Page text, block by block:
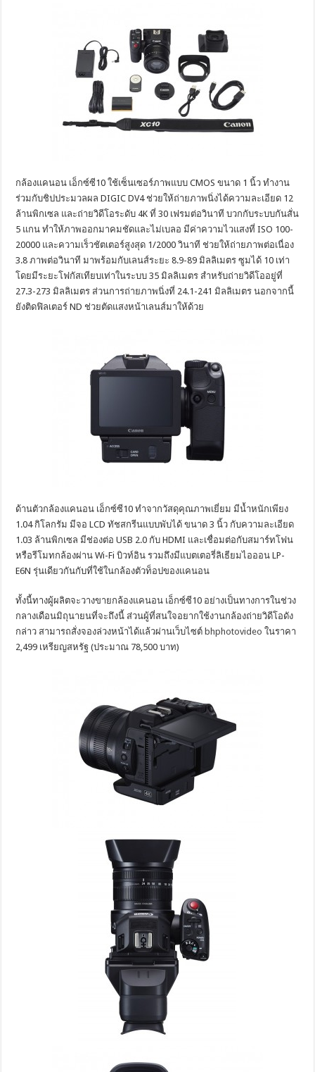
กล้องแคนอน เอ็กซ์ซี10 ใช้เซ็นเซอร์ภาพแบบ CMOS ขนาด 1 นิ้ว ทำงาน
ร่วมกับชิปประมวลผล DIGIC DV4 ช่วยให้ถ่ายภาพนิ่งได้ความละเอียด 12
ล้านพิกเซล และถ่ายวิดีโอระดับ 4K ที่ 30 เฟรมต่อวินาที บวกกับระบบกันสั่น
5 แกน ทำให้ภาพออกมาคมชัดและไม่เบลอ มีค่าความไวแสงที่ ISO 100-
20000 และความเร็วชัตเตอร์สูงสุด 1/2000 วินาที ช่วยให้ถ่ายภาพต่อเนื่อง
3.8 ภาพต่อวินาที มาพร้อมกับเลนส์ระยะ 8.9-89 มิลลิเมตร ซูมได้ 10 เท่า
โดยมีระยะโฟกัสเทียบเท่าในระบบ 35 มิลลิเมตร สำหรับถ่ายวิดีโออยู่ที่
27.3-273 มิลลิเมตร ส่วนการถ่ายภาพนิ่งที่ 24.1-241 มิลลิเมตร นอกจากนี้
ยังติดฟิลเตอร์ ND ช่วยตัดแสงหน้าเลนส์มาให้ด้วย
ด้านตัวกล้องแคนอน เอ็กซ์ซี10 ทำจากวัสดุคุณภาพเยี่ยม มีน้ำหนักเพียง
1.04 กิโลกรัม มีจอ LCD ทัชสกรีนแบบพับได้ ขนาด 3 นิ้ว กับความละเอียด
1.03 ล้านพิกเซล มีช่องต่อ USB 2.0 กับ HDMI และเชื่อมต่อกับสมาร์ทโฟน
หรือรีโมทกล้องผ่าน Wi-Fi บิวท์อิน รวมถึงมีแบตเตอรี่ลิเธียมไอออน LP-
E6N รุ่นเดียวกันกับที่ใช้ในกล้องตัวท็อปของแคนอน
ทั้งนี้ทางผู้ผลิตจะวางขายกล้องแคนอน เอ็กซ์ซี10 อย่างเป็นทางการในช่วง
กลางเดือนมิถุนายนที่จะถึงนี้ ส่วนผู้ที่สนใจอยากใช้งานกล้องถ่ายวิดีโอดัง
กล่าว สามารถสั่งจองล่วงหน้าได้แล้วผ่านเว็บไซต์ bhphotovideo ในราคา
2,499 เหรียญสหรัฐ (ประมาณ 78,500 บาท)